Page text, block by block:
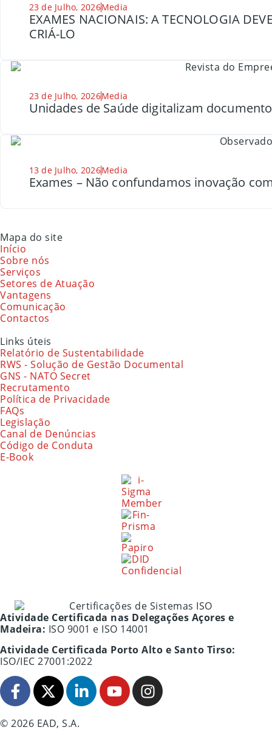
23 de Julho, 2026Media
EXAMES NACIONAIS: A TECNOLOGIA
CRIÁ-LO
23 de Julho, 2026Media
Unidades de Saúde digitalizam
13 de Julho, 2026Media
Exames – Não confundamos inovação
Mapa do site
Início
Sobre nós
Serviços
Setores de Atuação
Vantagens
Comunicação
Contactos
Links úteis
Relatório de Sustentabilidade
RWS - Solução de Gestão Documental
GNS - NATO Secret
Recrutamento
Política de Privacidade
FAQs
Legislação
Canal de Denúncias
Código de Conduta
E-Book
Atividade Certificada nas Delegações Açores e
Madeira: ISO 9001 e ISO 14001
Atividade Certificada Porto Alto e Santo Tirso:
ISO/IEC 27001:2022
© 2026 EAD, S.A.